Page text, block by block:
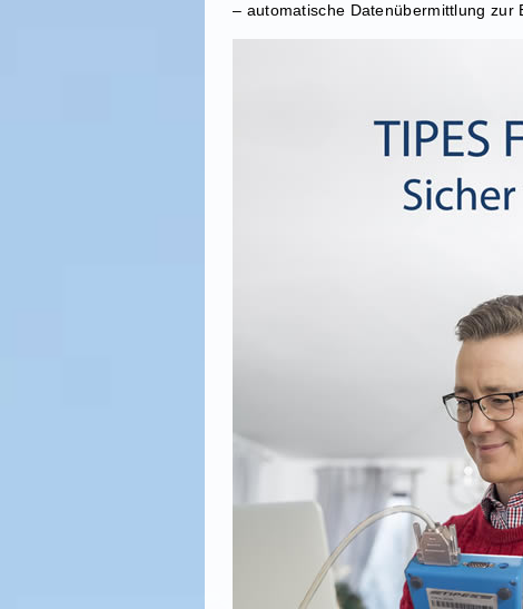
– automatische Datenübermittlung zur